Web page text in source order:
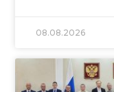
08.08.2026